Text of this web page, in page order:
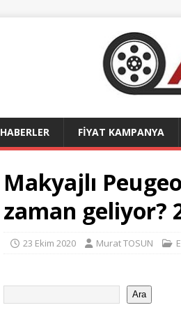
HABERLER FİYAT KAMPANYA
Makyajlı
zaman geliyor?
23 Ekim 2020 Murat TOSUN
Ara